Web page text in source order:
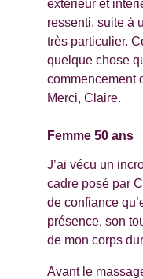
extérieur et
ressenti, suite à
très particulier.
quelque chose
commencement
Merci, Claire.
Femme 50 ans
J’ai vécu un
cadre posé par
de confiance
présence, son
de mon corps
Avant le